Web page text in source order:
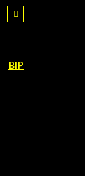
BIP